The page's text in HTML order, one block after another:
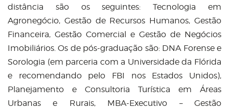
distância são os seguintes: Tecnologia em
Agronegócio, Gestão de Recursos Humanos, Gestão
Financeira, Gestão Comercial e Gestão de Negócios
Imobiliários. Os de pós-graduação são: DNA Forense e
Sorologia (em parceria com a Universidade da Flórida
e recomendando pelo FBI nos Estados Unidos),
Planejamento e Consultoria Turística em Áreas
Urbanas e Rurais, MBA-Executivo – Gestão